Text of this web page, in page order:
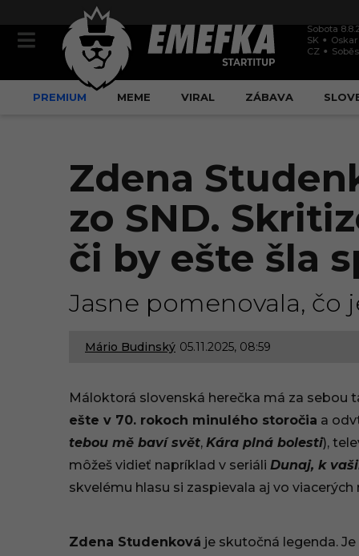
Sobota
SK
Oskar
CZ
PREMIUM MEME VIRAL ZÁBAVA
Zdena
zo SND.
či by ešte šla
Jasne pomenovala, čo
Mário Budinský 05.11.2025, 08:59
0
1
2
Máloktorá slovenská herečka má za sebou
ešte v 70. rokoch minulého storočia a
tebou mě baví svět, Kára plná bolesti),
môžeš vidieť napríklad v seriáli Dunaj, k
skvelému hlasu si zaspievala aj vo viacerých
Zdena Studenková je skutočná legenda.